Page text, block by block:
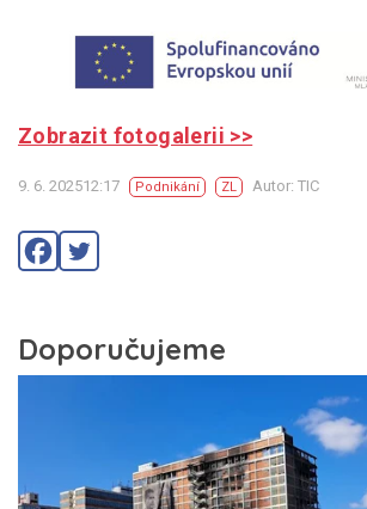
Zobrazit fotogalerii >>
9. 6. 202512:17 Podnikání ZL Autor: TIC